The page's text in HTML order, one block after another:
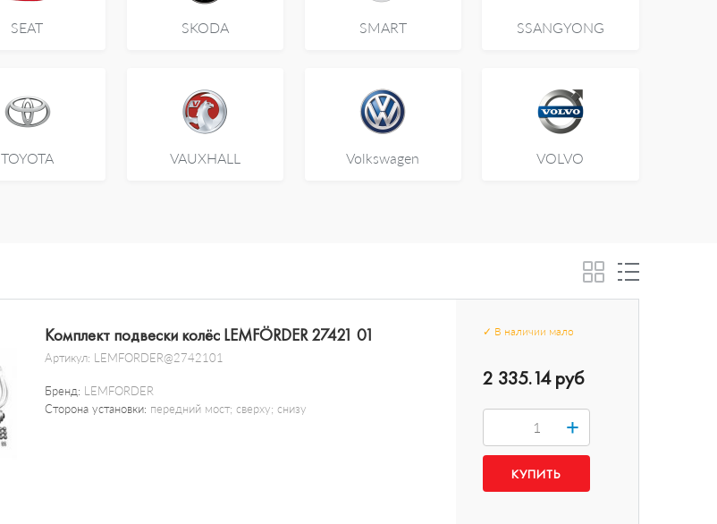
SEAT SKODA SMART SSANGYONG
TOYOTA VAUXHALL Volkswagen VOLVO
Комплект подвески колёс LEMFÖRDER 27421 01
Артикул: LEMFORDER@2742101
Бренд: LEMFORDER
Сторона установки: передний мост; сверху; снизу
✓ В наличии мало
2 335.14 руб
+